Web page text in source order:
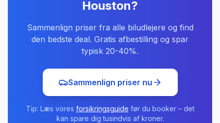
Houston?
Sammenlign priser fra alle biludlejere og find
den bedste deal. Gratis afbestilling og spar
typisk 20-40%.
Sammenlign priser nu
Tip: Læs vores forsikringsguide før du booker – det
kan spare dig tusindvis af kroner.